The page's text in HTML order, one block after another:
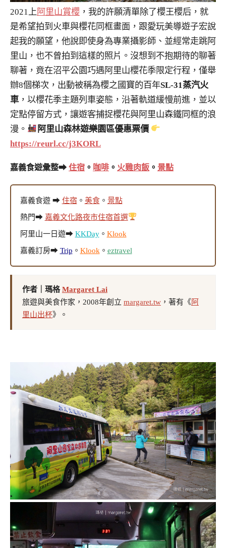
2021上 阿里山賞櫻 ，我的許願清單除了櫻王櫻后，就
是希望拍到火車與櫻花同框畫面，跟愛玩美導遊子宏說
起我的願望，他說即使身為專業攝影師、並經常走跳阿
里山，也不曾拍到這樣的照片。沒想到不抱期待的聊著
聊著，竟在沼平公園巧遇阿里山櫻花季限定行程，僅舉
辦8個梯次，出動被稱為櫻之國寶的百年SL-31蒸汽火
車，以櫻花季主題列車姿態，沿著軌道緩慢前進，並以
定點停留方式，讓遊客捕捉櫻花與阿里山森鐵同框的浪
漫。
阿里山森林遊樂園區優惠票價
https://reurl.cc/j3KORL
嘉義食遊彙整➡ 住宿 。 咖啡 。 火雞肉飯 。 景點
嘉義食遊 ➡ 住宿 。 美食。 景點
熱門➡ 嘉義文化路夜市住宿首選
阿里山一日遊➡ KKDay。 Klook
嘉義訂房➡ Trip 。 Klook 。 eztravel
作者｜瑪格Margaret Lai
旅遊與美食作家，2008年創立 margaret.tw ，著有《阿
里山出杯》。